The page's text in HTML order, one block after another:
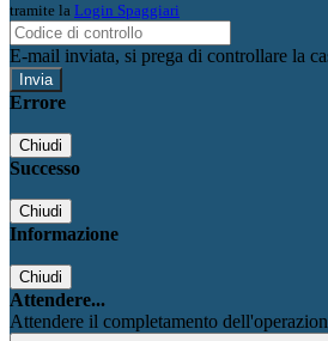
tramite la Login Spaggiari
E-mail inviata, si prega di controllare la
Errore
Chiudi
Successo
Chiudi
Informazione
Chiudi
Attendere...
Attendere il completamento